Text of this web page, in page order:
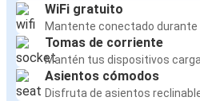
WiFi gratuito
Mantente conectado durante
Tomas de corriente
Mantén tus dispositivos
Asientos cómodos
Disfruta de asientos